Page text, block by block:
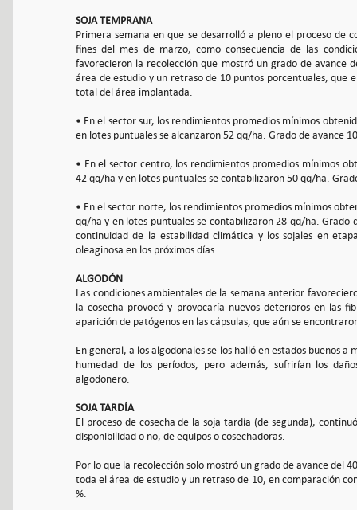
SOJA TEMPRANA
Primera semana en que se desarrolló a pleno el proceso de
fines del mes de marzo, como consecuencia de las
favorecieron la recolección que mostró un grado de avance
área de estudio y un retraso de 10 puntos porcentuales, que
total del área implantada.
• En el sector sur, los rendimientos promedios mínimos
en lotes puntuales se alcanzaron 52 qq/ha. Grado de avance
• En el sector centro, los rendimientos promedios mínimos
42 qq/ha y en lotes puntuales se contabilizaron 50 qq/ha.
• En el sector norte, los rendimientos promedios mínimos
qq/ha y en lotes puntuales se contabilizaron 28 qq/ha. Grado
continuidad de la estabilidad climática y los sojales en
oleaginosa en los próximos días.
ALGODÓN
Las condiciones ambientales de la semana anterior
la cosecha provocó y provocaría nuevos deterioros en las
aparición de patógenos en las cápsulas, que aún se
En general, a los algodonales se los halló en estados buenos
humedad de los períodos, pero además, sufrirían los
algodonero.
SOJA TARDÍA
El proceso de cosecha de la soja tardía (de segunda),
disponibilidad o no, de equipos o cosechadoras.
Por lo que la recolección solo mostró un grado de avance del
toda el área de estudio y un retraso de 10, en comparación
%.